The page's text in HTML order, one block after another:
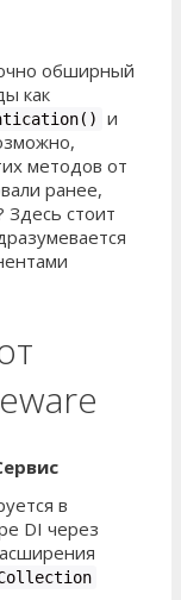
обширный
как
и
методов от
ранее,
Здесь стоит
в
DI через